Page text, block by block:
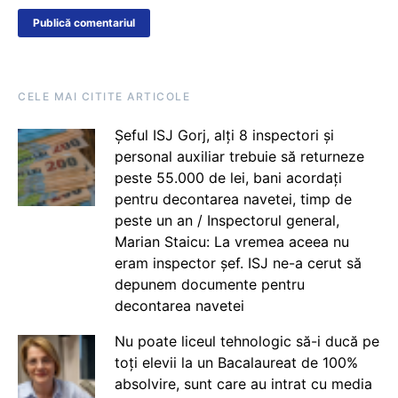
CELE MAI CITITE ARTICOLE
Șeful ISJ Gorj, alți 8 inspectori și
personal auxiliar trebuie să returneze
peste 55.000 de lei, bani acordați
pentru decontarea navetei, timp de
peste un an / Inspectorul general,
Marian Staicu: La vremea aceea nu
eram inspector șef. ISJ ne-a cerut să
depunem documente pentru
decontarea navetei
Nu poate liceul tehnologic să-i ducă pe
toți elevii la un Bacalaureat de 100%
absolvire, sunt care au intrat cu media